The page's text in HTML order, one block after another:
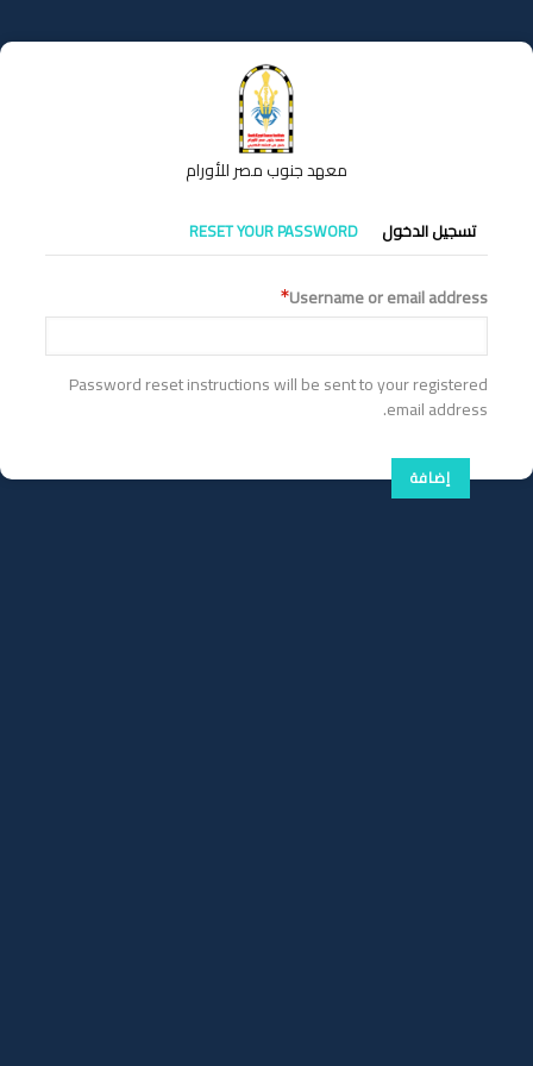
إلى
المحتوى
معهد جنوب مصر للأورام
التبويبات
الأساسية
تسجيل الدخول RESET YOUR PASSWORD
Username or email address
Password reset instructions will be sent to your registered
email address.